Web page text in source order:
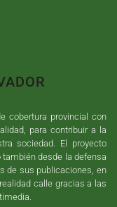
cobertura provincial con
para contribuir a la
sociedad. El proyecto
desde la defensa
de sus publicaciones, en
calle gracias a las